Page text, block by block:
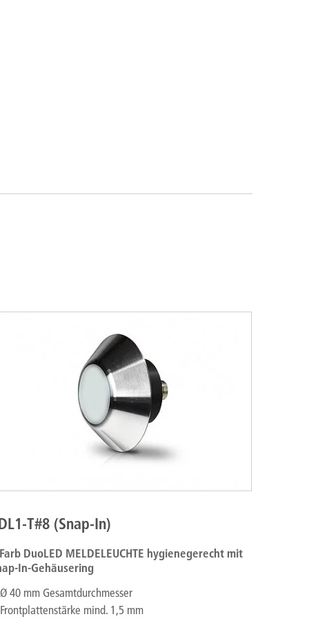
T#8 (Snap-In)
DuoLED MELDELEUCHTE hygienegerecht mit
In-Gehäusering
Ø 40 mm Gesamtdurchmesser
Frontplattenstärke mind. 1,5 mm